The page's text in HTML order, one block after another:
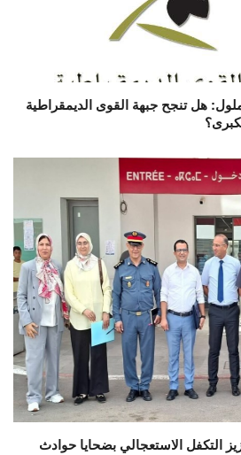
هل تنجح جبهة القوى الديمقراطية
التكفل الاستعجالي بضحايا حوادث